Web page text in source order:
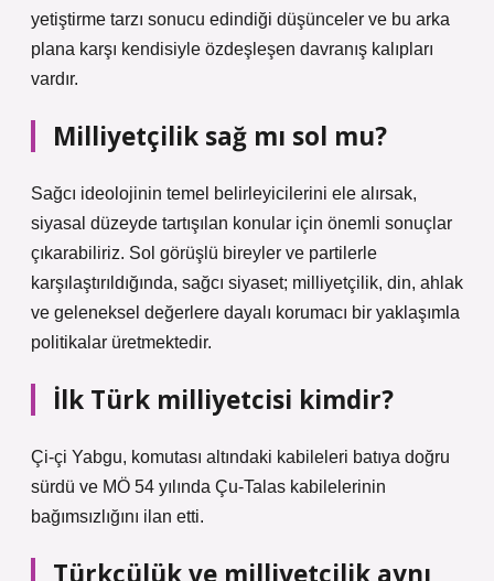
yetiştirme tarzı sonucu edindiği düşünceler ve bu arka
plana karşı kendisiyle özdeşleşen davranış kalıpları
vardır.
Milliyetçilik sağ mı sol mu?
Sağcı ideolojinin temel belirleyicilerini ele alırsak,
siyasal düzeyde tartışılan konular için önemli sonuçlar
çıkarabiliriz. Sol görüşlü bireyler ve partilerle
karşılaştırıldığında, sağcı siyaset; milliyetçilik, din, ahlak
ve geleneksel değerlere dayalı korumacı bir yaklaşımla
politikalar üretmektedir.
İlk Türk milliyetcisi kimdir?
Çi-çi Yabgu, komutası altındaki kabileleri batıya doğru
sürdü ve MÖ 54 yılında Çu-Talas kabilelerinin
bağımsızlığını ilan etti.
Türkçülük ve milliyetçilik aynı